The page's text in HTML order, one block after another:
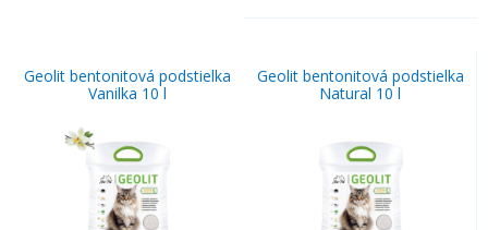
Geolit bentonitová podstielka
Vanilka 10 l
Geolit bentonitová podstielka
Natural 10 l